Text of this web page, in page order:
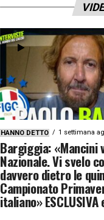
HANNO DETTO 1 settimana
Bargiggia: «Mancini
Nazionale. Vi svelo
davvero dietro le
Campionato
italiano» ESCLUSIVA